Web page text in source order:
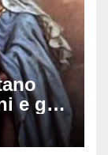
e gif
sui